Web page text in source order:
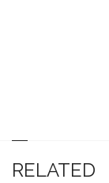
RELATED